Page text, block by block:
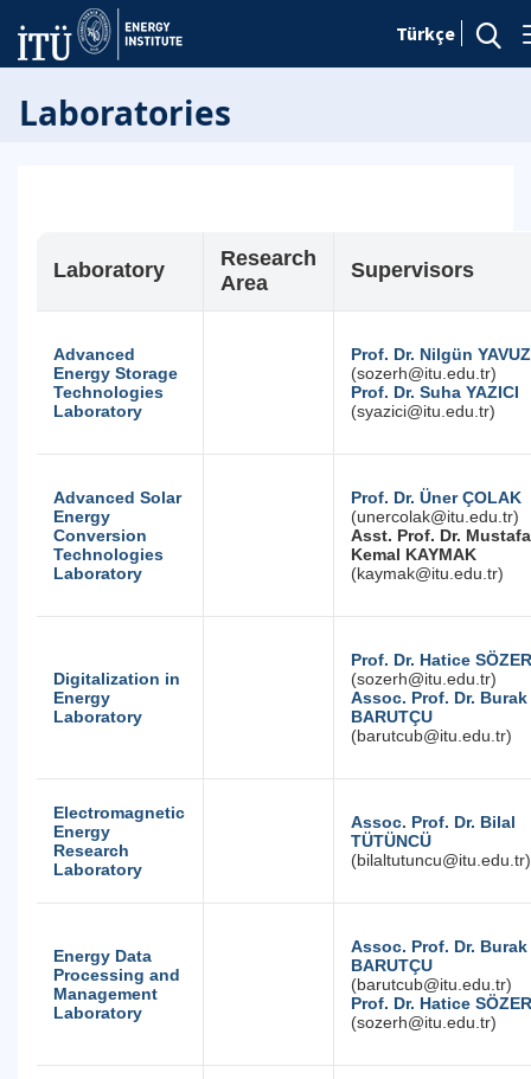
Türkçe
Laboratories
Laboratory
Research
Area
Supervisors
Advanced
Energy Storage
Technologies
Laboratory
Prof. Dr. Nilgün YAVUZ
(sozerh@itu.edu.tr)
Prof. Dr. Suha YAZICI
(syazici@itu.edu.tr)
Advanced Solar
Energy
Conversion
Technologies
Laboratory
Prof. Dr. Üner ÇOLAK
(unercolak@itu.edu.tr)
Asst. Prof. Dr. Mustafa
Kemal KAYMAK
(kaymak@itu.edu.tr)
Digitalization in
Energy
Laboratory
Prof. Dr. Hatice SÖZER
(sozerh@itu.edu.tr)
Assoc. Prof. Dr. Burak
BARUTÇU
(barutcub@itu.edu.tr)
Electromagnetic
Energy
Research
Laboratory
Assoc. Prof. Dr. Bilal
TÜTÜNCÜ
(bilaltutuncu@itu.edu.tr)
Energy Data
Processing and
Management
Laboratory
Assoc. Prof. Dr. Burak
BARUTÇU
(barutcub@itu.edu.tr)
Prof. Dr. Hatice SÖZER
(sozerh@itu.edu.tr)